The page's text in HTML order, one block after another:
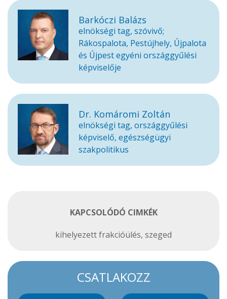
Barkóczi Balázs
elnökségi tag, szóvivő;
Rákospalota, Pestújhely, Újpalota
és Újpest egyéni országgyűlési
képviselője
Dr. Komáromi Zoltán
elnökségi tag, országgyűlési
képviselő, egészségügyi
szakpolitikus
KAPCSOLÓDÓ CIMKÉK
kihelyezett frakcióülés, szeged
CSATLAKOZZ